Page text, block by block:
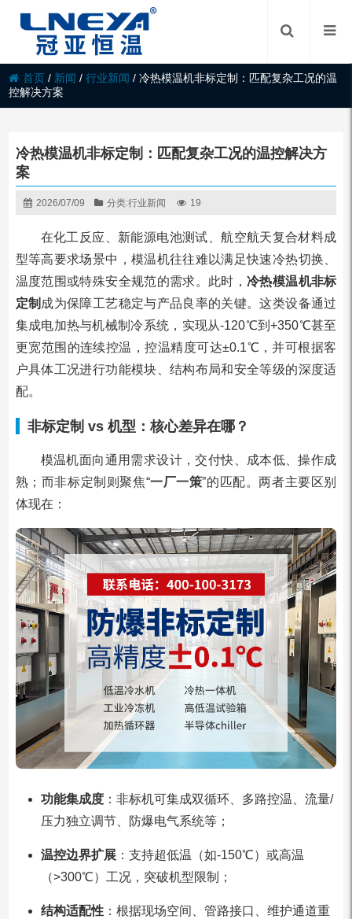
首页 / 新闻 /行业新闻 /冷热模温机非标定制：匹配复杂工况的温
控解决方案
冷热模温机非标定制：匹配复杂工况的温控解决方
案
2026/07/09 分类:行业新闻 19
在化工反应、新能源电池测试、航空航天复合材料成
型等高要求场景中，模温机往往难以满足快速冷热切换、
温度范围或特殊安全规范的需求。此时，冷热模温机非标
定制 成为保障工艺稳定与产品良率的关键。这类设备通过
集成电加热与机械制冷系统，实现从-120℃到+350℃甚至
更宽范围的连续控温，控温精度可达±0.1℃，并可根据客
户具体工况进行功能模块、结构布局和安全等级的深度适
配。
非标定制 vs 机型：核心差异在哪？
模温机面向通用需求设计，交付快、成本低、操作成
熟；而非标定制则聚焦“一厂一策”的匹配。两者主要区别
体现在：
功能集成度：非标机可集成双循环、多路控温、流量/
压力独立调节、防爆电气系统等；
温控边界扩展：支持超低温（如-150℃）或高温
（>300℃）工况，突破机型限制；
结构适配性：根据现场空间、管路接口、维护通道重